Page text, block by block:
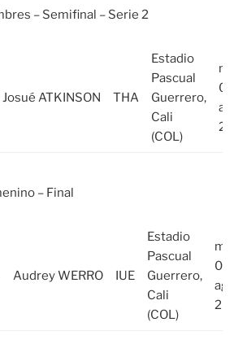
– Semifinal – Serie 2
Josué ATKINSON THA
Estadio
Pascual
Guerrero,
Cali
(COL)
mar,
02
ago
– Final
Audrey WERRO IUE
Estadio
Pascual
Guerrero,
Cali
(COL)
mar,
02
ago
2022